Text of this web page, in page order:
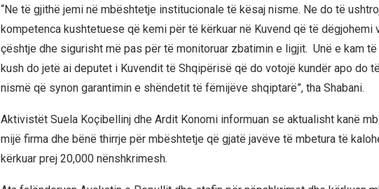
“Ne të gjithë jemi në mbështetje institucionale të kësaj nisme. Ne do të
kompetenca kushtetuese që kemi për të kërkuar në Kuvend që të dëgjohemi
çështje dhe sigurisht më pas për të monitoruar zbatimin e ligjit. Unë e kam
kush do jetë ai deputet i Kuvendit të Shqipërisë që do votojë kundër apo do
nismë që synon garantimin e shëndetit të fëmijëve shqiptarë”, tha Shabani.
Aktivistët Suela Koçibellinj dhe Ardit Konomi informuan se aktualisht kanë
mijë firma dhe bënë thirrje për mbështetje që gjatë javëve të mbetura të
kërkuar prej 20,000 nënshkrimesh.